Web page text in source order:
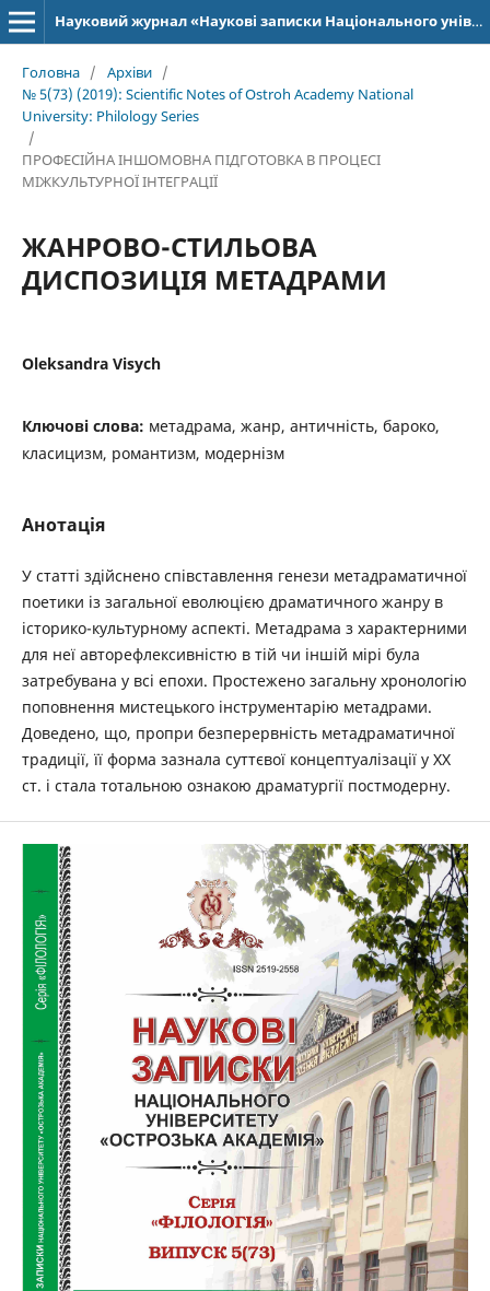
Науковий журнал «Наукові записки Національного університету «Острозька академія»: серія «Філологія»
Головна / Архіви /
№ 5(73) (2019): Scientific Notes of Ostroh Academy National
University: Philology Series
/
ПРОФЕСІЙНА ІНШОМОВНА ПІДГОТОВКА В ПРОЦЕСІ
МІЖКУЛЬТУРНОЇ ІНТЕГРАЦІЇ
ЖАНРОВО-СТИЛЬОВА
ДИСПОЗИЦІЯ МЕТАДРАМИ
Oleksandra Visych
Ключові слова: метадрама, жанр, античність, бароко,
класицизм, романтизм, модернізм
Анотація
У статті здійснено співставлення генези метадраматичної
поетики із загальної еволюцією драматичного жанру в
історико-культурному аспекті. Метадрама з характерними
для неї авторефлексивністю в тій чи іншій мірі була
затребувана у всі епохи. Простежено загальну хронологію
поповнення мистецького інструментарію метадрами.
Доведено, що, пропри безперервність метадраматичної
традиції, її форма зазнала суттєвої концептуалізації у ХХ
ст. і стала тотальною ознакою драматургії постмодерну.